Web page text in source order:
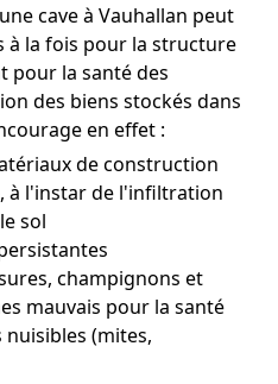
cave à Vauhallan peut
à la fois pour la structure
pour la santé des
des biens stockés dans
en effet :
de construction
à l'instar de l'infiltration
sol
champignons et
mauvais pour la santé
nuisibles (mites,